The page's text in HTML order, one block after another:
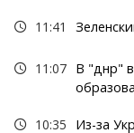
11:41
11:07 В "днр"
10:35 Из-за